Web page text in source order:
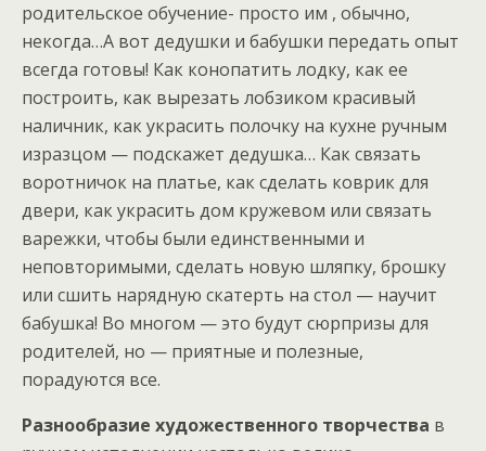
родительское обучение- просто им , обычно,
некогда…А вот дедушки и бабушки передать опыт
всегда готовы! Как конопатить лодку, как ее
построить, как вырезать лобзиком красивый
наличник, как украсить полочку на кухне ручным
изразцом — подскажет дедушка… Как связать
воротничок на платье, как сделать коврик для
двери, как украсить дом кружевом или связать
варежки, чтобы были единственными и
неповторимыми, сделать новую шляпку, брошку
или сшить нарядную скатерть на стол — научит
бабушка! Во многом — это будут сюрпризы для
родителей, но — приятные и полезные,
порадуются все.
Разнообразие художественного творчества в